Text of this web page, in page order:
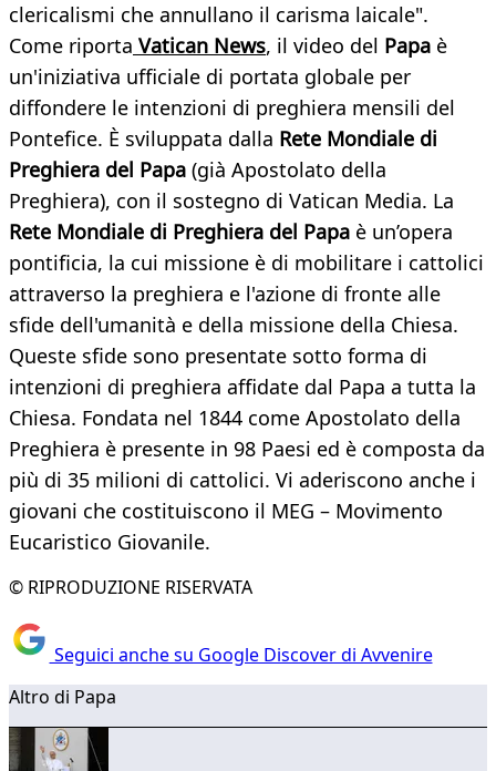
clericalismi che annullano il carisma laicale".
Come riporta Vatican News, il video del Papa è
un'iniziativa ufficiale di portata globale per
diffondere le intenzioni di preghiera mensili del
Pontefice. È sviluppata dalla Rete Mondiale di
Preghiera del Papa (già Apostolato della
Preghiera), con il sostegno di Vatican Media. La
Rete Mondiale di Preghiera del Papa è un’opera
pontificia, la cui missione è di mobilitare i cattolici
attraverso la preghiera e l'azione di fronte alle
sfide dell'umanità e della missione della Chiesa.
Queste sfide sono presentate sotto forma di
intenzioni di preghiera affidate dal Papa a tutta la
Chiesa. Fondata nel 1844 come Apostolato della
Preghiera è presente in 98 Paesi ed è composta da
più di 35 milioni di cattolici. Vi aderiscono anche i
giovani che costituiscono il MEG – Movimento
Eucaristico Giovanile.
© RIPRODUZIONE RISERVATA
Seguici anche su Google Discover di Avvenire
Altro di Papa